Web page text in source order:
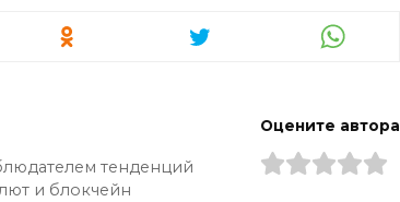
тенденций
и блокчейн
Оцените автора